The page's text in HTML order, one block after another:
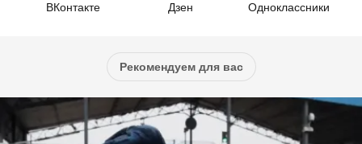
ВКонтакте Дзен Одноклассники
Рекомендуем для вас